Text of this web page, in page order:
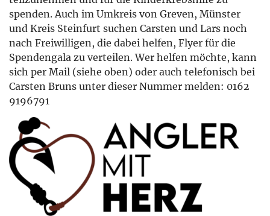
spenden. Auch im Umkreis von Greven, Münster
und Kreis Steinfurt suchen Carsten und Lars noch
nach Freiwilligen, die dabei helfen, Flyer für die
Spendengala zu verteilen. Wer helfen möchte, kann
sich per Mail (siehe oben) oder auch telefonisch bei
Carsten Bruns unter dieser Nummer melden: 0162
9196791